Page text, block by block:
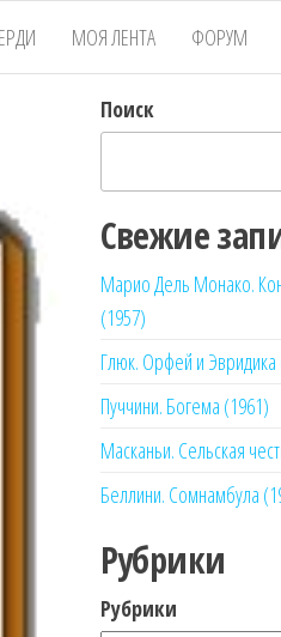
МОЯ ЛЕНТА ФОРУМ
Поиск
Свежие
Марио Дель Монако.
(1957)
Глюк. Орфей и Эвридика
Пуччини. Богема (1961)
Масканьи. Сельская
Беллини. Сомнамбула
Рубрики
Рубрики